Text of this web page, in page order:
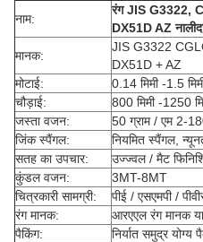
नाम:
रंग JIS G3322,
DX51D AZ
मानक:
JIS G3322
DX51D + AZ
मोटाई:
0.14 मिमी -1.5
चौड़ाई:
800 मिमी -1250
जस्ता वजन:
50 ग्राम / एम 2-
जिंक स्पैंगल:
नियमित स्पैंगल,
सतह का उपचार:
उज्ज्वल / मैट
कुंडल वजन:
3MT-8MT
चित्रकारी सामग्री:
पीई / एसएमपी /
रंग मानक:
आरएएल रंग मानक
पैकिंग:
निर्यात समुद्र योग्य